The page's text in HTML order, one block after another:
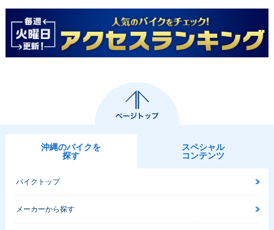
沖縄のバイクを
探す
スペシャル
コンテンツ
バイクトップ
メーカーから探す